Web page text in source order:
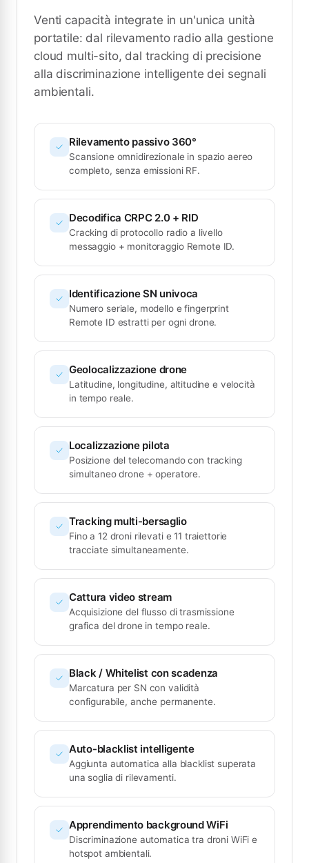
Venti capacità integrate in un'unica unità
portatile: dal rilevamento radio alla gestione
cloud multi-sito, dal tracking di precisione
alla discriminazione intelligente dei segnali
ambientali.
Rilevamento passivo 360°
Scansione omnidirezionale in spazio aereo
completo, senza emissioni RF.
Decodifica CRPC 2.0 + RID
Cracking di protocollo radio a livello
messaggio + monitoraggio Remote ID.
Identificazione SN univoca
Numero seriale, modello e fingerprint
Remote ID estratti per ogni drone.
Geolocalizzazione drone
Latitudine, longitudine, altitudine e velocità
in tempo reale.
Localizzazione pilota
Posizione del telecomando con tracking
simultaneo drone + operatore.
Tracking multi-bersaglio
Fino a 12 droni rilevati e 11 traiettorie
tracciate simultaneamente.
Cattura video stream
Acquisizione del flusso di trasmissione
grafica del drone in tempo reale.
Black / Whitelist con scadenza
Marcatura per SN con validità
configurabile, anche permanente.
Auto-blacklist intelligente
Aggiunta automatica alla blacklist superata
una soglia di rilevamenti.
Apprendimento background WiFi
Discriminazione automatica tra droni WiFi e
hotspot ambientali.